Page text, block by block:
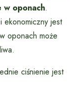
w oponach.
jest
oponach może
ciśnienie jest